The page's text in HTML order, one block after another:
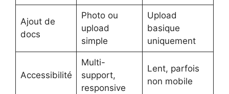
Ajout de
docs
Photo ou
upload
simple
Upload
basique
uniquement
Accessibilité
Multi-
support,
responsive
Lent, parfois
non mobile